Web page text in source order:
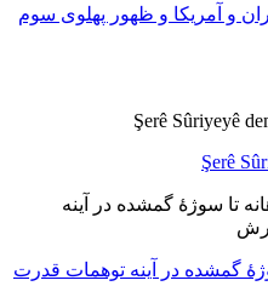
و آمریکا و ظهور پهلوی سوم
Şerê
گمشده در آینه توهمات قدرت